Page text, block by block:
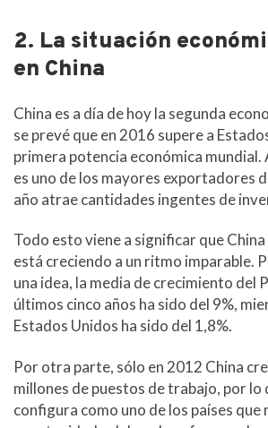
2. La situación
en China
China es a día de hoy la segunda
se prevé que en 2016 supere a
primera potencia económica mundial.
es uno de los mayores exportadores
año atrae cantidades ingentes de
Todo esto viene a significar que
está creciendo a un ritmo imparable.
una idea, la media de crecimiento del
últimos cinco años ha sido del 9%,
Estados Unidos ha sido del 1,8%.
Por otra parte, sólo en 2012 China
millones de puestos de trabajo, por lo
configura como uno de los países que